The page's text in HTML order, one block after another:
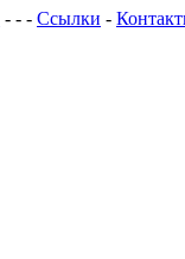
- - - Ссылки -